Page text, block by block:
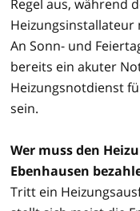
Regel aus, während
An Sonn- und
bereits ein akuter
Heizungsnotdienst
sein.
Wer muss den
Ebenhausen
Tritt ein